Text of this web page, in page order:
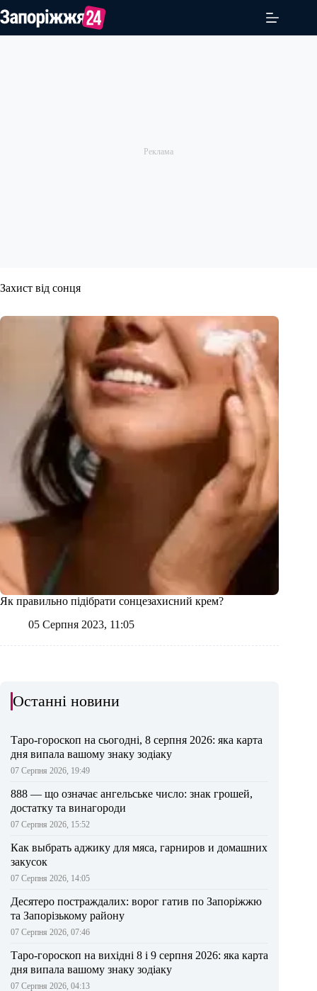
до
Захист від сонця
Як правильно підібрати сонцезахисний крем?
05 Серпня 2023, 11:05
Останні новини
Таро-гороскоп на сьогодні, 8 серпня 2026: яка карта
дня випала вашому знаку зодіаку
07 Серпня 2026, 19:49
888 — що означає ангельське число: знак грошей,
достатку та винагороди
07 Серпня 2026, 15:52
Как выбрать аджику для мяса, гарниров и домашних
закусок
07 Серпня 2026, 14:05
Десятеро постраждалих: ворог гатив по Запоріжжю
та Запорізькому району
07 Серпня 2026, 07:46
Таро-гороскоп на вихідні 8 і 9 серпня 2026: яка карта
дня випала вашому знаку зодіаку
07 Серпня 2026, 04:13